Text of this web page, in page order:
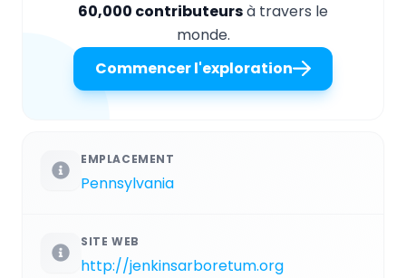
60,000 contributeursà travers le
monde.
Commencer l'exploration
EMPLACEMENT
Pennsylvania
SITE WEB
http://jenkinsarboretum.org